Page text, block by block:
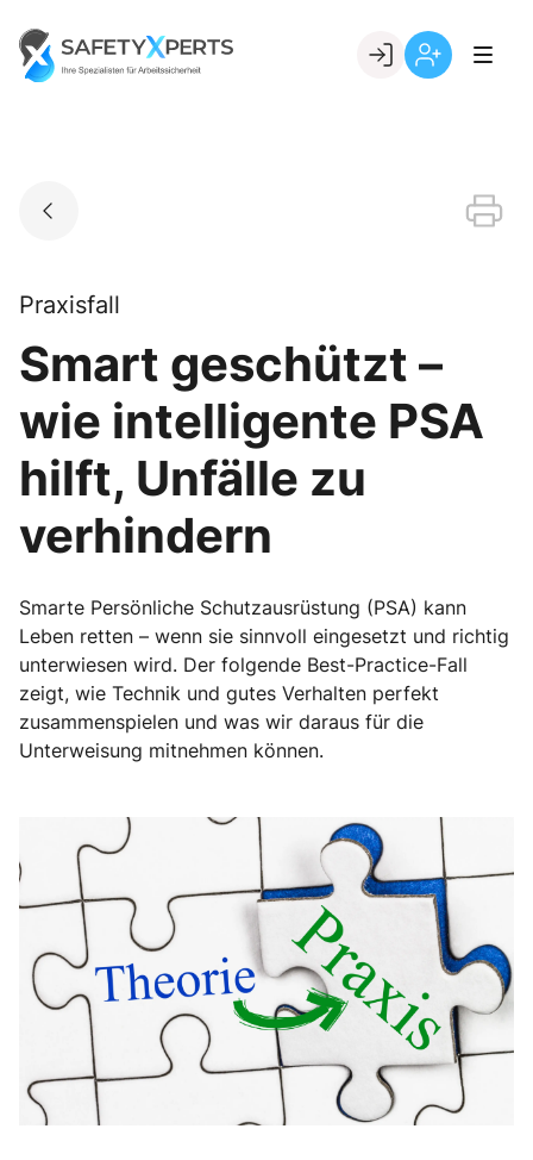
content
Go to landing page.
Praxisfall
Smart geschützt –
wie intelligente PSA
hilft, Unfälle zu
verhindern
Smarte Persönliche Schutzausrüstung (PSA) kann
Leben retten – wenn sie sinnvoll eingesetzt und richtig
unterwiesen wird. Der folgende Best-Practice-Fall
zeigt, wie Technik und gutes Verhalten perfekt
zusammenspielen und was wir daraus für die
Unterweisung mitnehmen können.